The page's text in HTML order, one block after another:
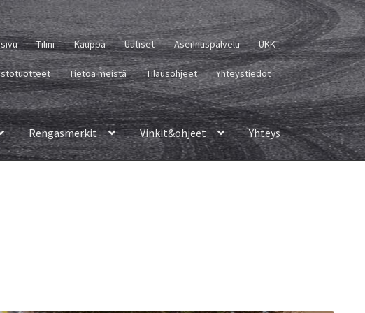
Tilini Kauppa Uutiset Asennuspalvelu UKK
Tietoa meistä Tilausohjeet Yhteystiedot
Rengasmerkit Vinkit&ohjeet Yhteys